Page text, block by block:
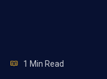
1 Min Read